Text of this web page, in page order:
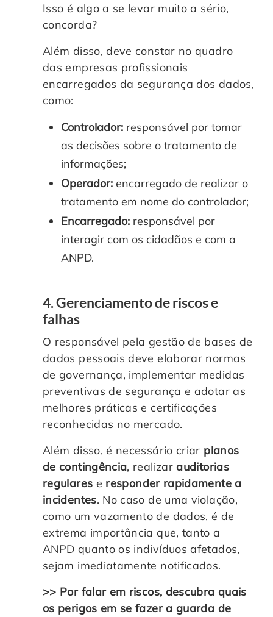
Isso é algo a se levar muito a sério,
concorda?
Além disso, deve constar no quadro
das empresas profissionais
encarregados da segurança dos dados,
como:
Controlador: responsável por tomar
as decisões sobre o tratamento de
informações;
Operador: encarregado de realizar o
tratamento em nome do controlador;
Encarregado: responsável por
interagir com os cidadãos e com a
ANPD.
4. Gerenciamento de riscos e
falhas
O responsável pela gestão de bases de
dados pessoais deve elaborar normas
de governança, implementar medidas
preventivas de segurança e adotar as
melhores práticas e certificações
reconhecidas no mercado.
Além disso, é necessário criar planos
de contingência, realizar auditorias
regulares e responder rapidamente a
incidentes. No caso de uma violação,
como um vazamento de dados, é de
extrema importância que, tanto a
ANPD quanto os indivíduos afetados,
sejam imediatamente notificados.
>> Por falar em riscos, descubra quais
os perigos em se fazer a guarda de